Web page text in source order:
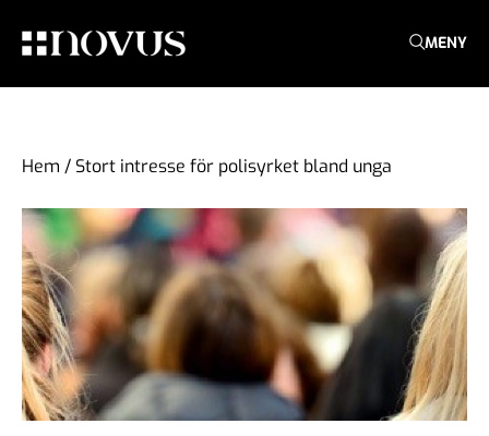
MENY
Hem / Stort intresse för polisyrket bland unga